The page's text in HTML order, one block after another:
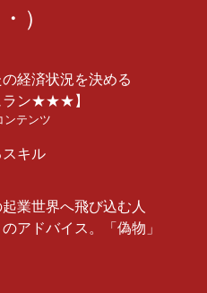
）
の経済状況を決める
ラン★★★】
ンテンツ
キル
業世界へ飛び込む人
アドバイス。「偽物」